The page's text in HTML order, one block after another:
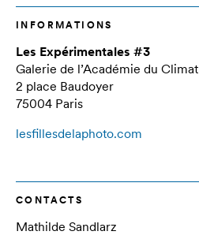
INFORMATIONS
Les Expérimentales #3
Galerie de l’Académie du Climat
2 place Baudoyer
75004 Paris
lesfillesdelaphoto.com
CONTACTS
Mathilde Sandlarz